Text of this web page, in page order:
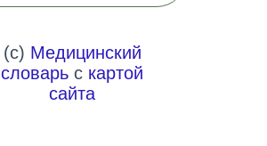
(c) Медицинский
словарь с картой
сайта